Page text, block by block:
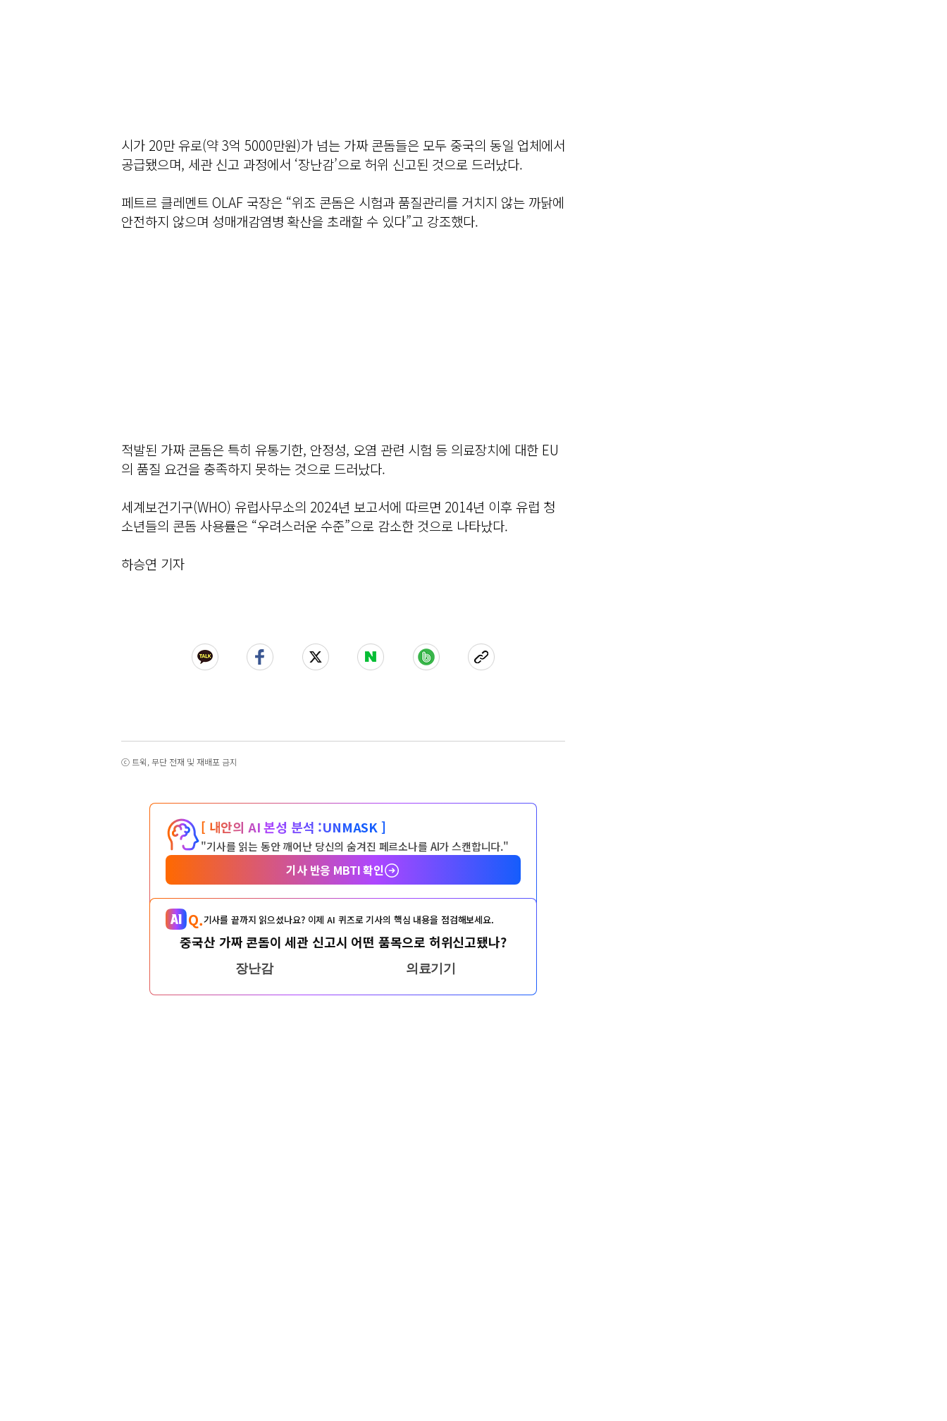
시가 20만 유로(약 3억 5000만원)가 넘는 가짜 콘돔들은 모두 중국의 동일 업체에서
공급됐으며, 세관 신고 과정에서 ‘장난감’으로 허위 신고된 것으로 드러났다.
페트르 클레멘트 OLAF 국장은 “위조 콘돔은 시험과 품질관리를 거치지 않는 까닭에
안전하지 않으며 성매개감염병 확산을 초래할 수 있다”고 강조했다.
적발된 가짜 콘돔은 특히 유통기한, 안정성, 오염 관련 시험 등 의료장치에 대한 EU
의 품질 요건을 충족하지 못하는 것으로 드러났다.
세계보건기구(WHO) 유럽사무소의 2024년 보고서에 따르면 2014년 이후 유럽 청
소년들의 콘돔 사용률은 “우려스러운 수준”으로 감소한 것으로 나타났다.
하승연 기자
ⓒ 트윅, 무단 전재 및 재배포 금지
[ 내안의 AI 본성 분석 :UNMASK ]
"기사를 읽는 동안 깨어난 당신의 숨겨진 페르소나를 AI가 스캔합니다."
기사 반응 MBTI 확인
Q.기사를 끝까지 읽으셨나요? 이제 AI 퀴즈로 기사의 핵심 내용을 점검해보세요.
중국산 가짜 콘돔이 세관 신고시 어떤 품목으로 허위신고됐나?
장난감 의료기기